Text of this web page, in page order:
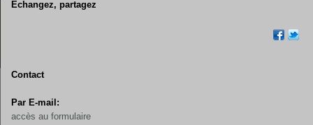
Echangez, partagez
Contact
Par E-mail:
accès au formulaire